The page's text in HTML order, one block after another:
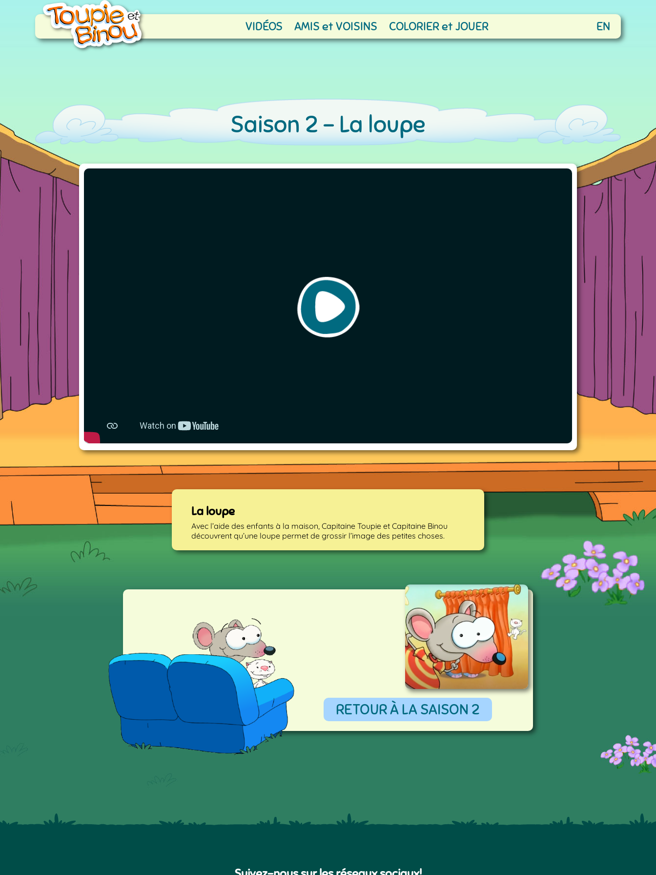
VIDÉOS AMIS et VOISINS COLORIER et JOUER EN
Saison 2 - La loupe
La loupe
Avec l’aide des enfants à la maison, Capitaine Toupie et Capitaine Binou
découvrent qu’une loupe permet de grossir l’image des petites choses.
RETOUR À LA SAISON 2